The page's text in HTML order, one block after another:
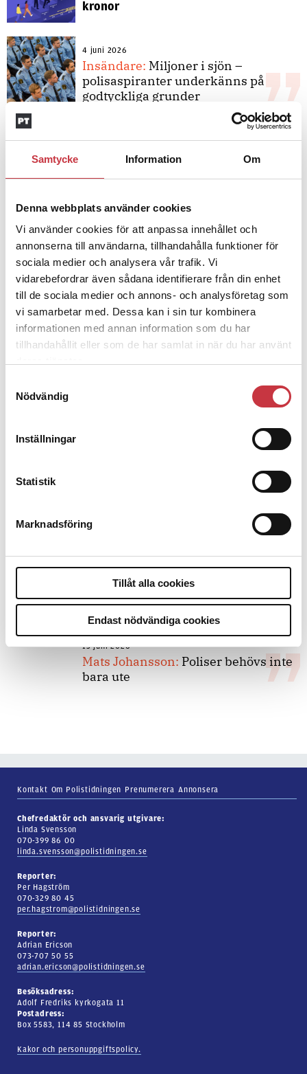
Samtycke Information Om
Denna webbplats använder cookies
Vi använder cookies för att anpassa innehållet och
annonserna till användarna, tillhandahålla funktioner för
sociala medier och analysera vår trafik. Vi
vidarebefordrar även sådana identifierare från din enhet
till de sociala medier och annons- och analysföretag som
vi samarbetar med. Dessa kan i sin tur kombinera
informationen med annan information som du har
tillhandahållit eller som de har samlat in när du har använt
Nödvändig
Inställningar
Statistik
Marknadsföring
Tillåt alla cookies
Endast nödvändiga cookies
kronor
4 juni 2026
Insändare: Miljoner i sjön –
polisaspiranter underkänns på
godtyckliga grunder
Jens Mårtensson:
Snart 20 år i tjänst
– nu ska han lära sig grunderna
4 juni 2026
Polisregionen erkänner fel: ”Kommer
att rättas till”
Debatt
Det är inte evidenskrav som
Debatt:Med för höga krav på evidens
kan polisen inte göra något alls
15 juni 2026
Mats Johansson: Poliser behövs inte
bara ute
Kontakt Om Polistidningen Prenumerera Annonsera
Chefredaktör och ansvarig utgivare:
Linda Svensson
070-399 86 00
linda.svensson@polistidningen.se
Reporter:
Per Hagström
070-329 80 45
per.hagstrom@polistidningen.se
Reporter:
Adrian Ericson
073-707 50 55
adrian.ericson@polistidningen.se
Besöksadress:
Adolf Fredriks kyrkogata 11
Postadress:
Box 5583, 114 85 Stockholm
Kakor och personuppgiftspolicy.